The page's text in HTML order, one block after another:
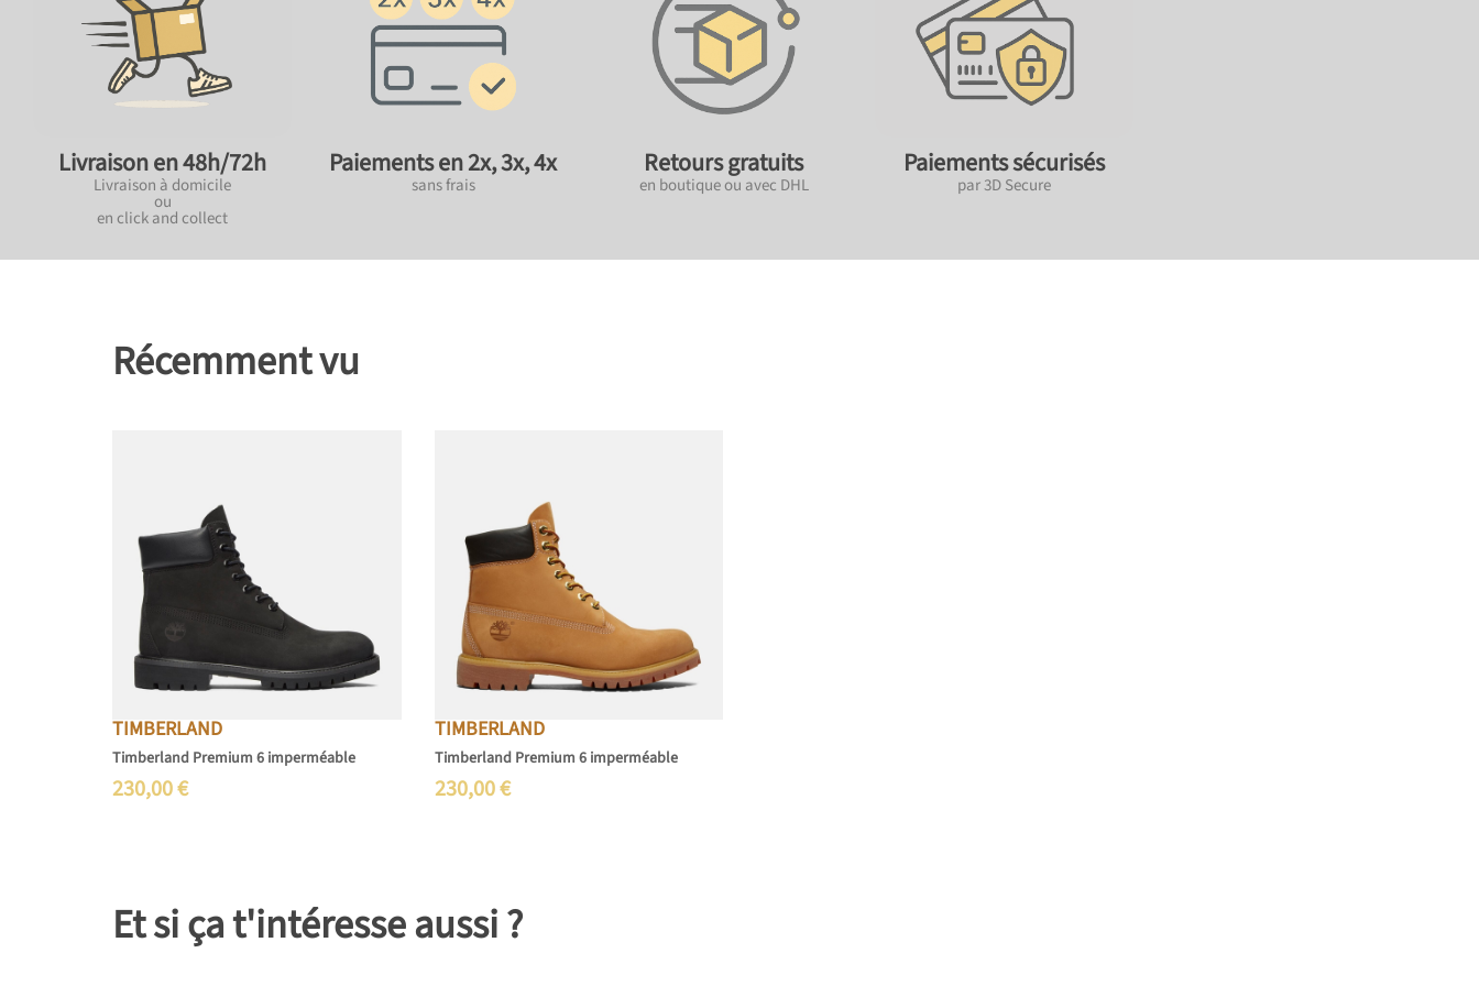
Livraison en 48h/72h
Livraison à domicile
ou
en click and collect
Paiements en 2x, 3x, 4x
sans frais
Retours gratuits
en boutique ou avec DHL
Paiements sécurisés
par 3D Secure
Récemment vu
TIMBERLAND
Timberland Premium 6 imperméable
230,00€
TIMBERLAND
Timberland Premium 6 imperméable
230,00€
Et si ça t'intéresse aussi ?